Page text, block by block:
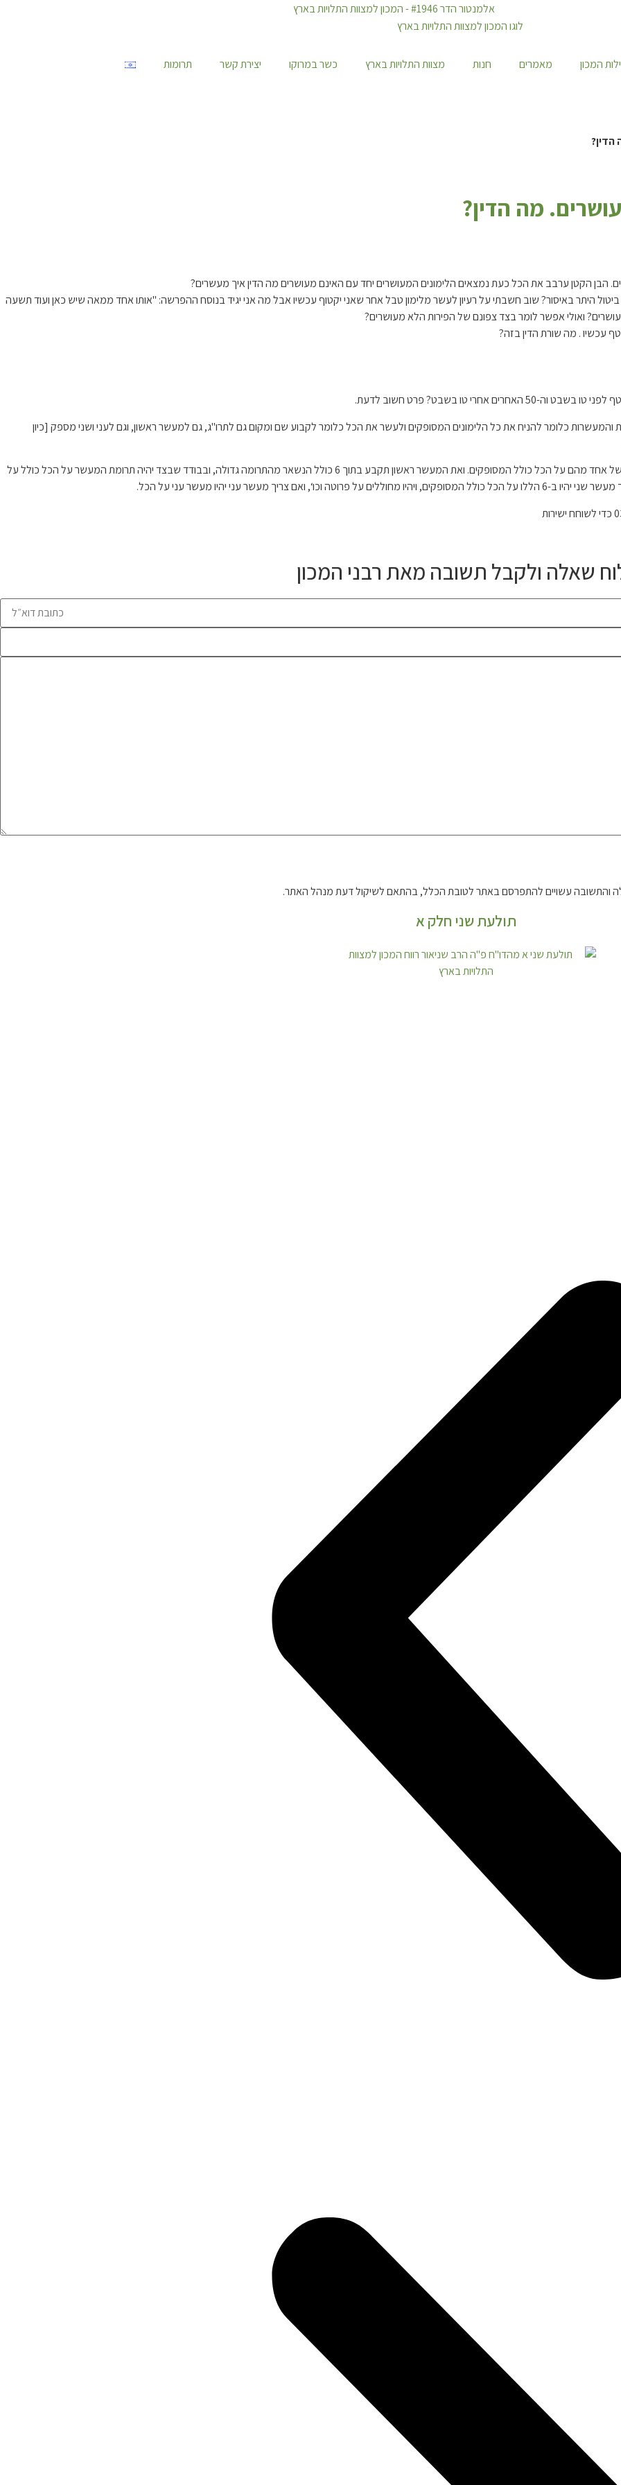
המכון מאמרים חנות מצוות התלויות בארץ כשר במרוקו יצירת קשר תרומות
הדין?
מה הדין?
היתר באיסור? שוב חשבתי על רעיון לעשר מלימון טבל אחר שאני יקטוף עכשיו אבל מה אני יגיד בנוסח ההפרשה: "אותו אחד ממאה שיש כאן ועוד תשעה
ואולי אפשר לומר בצד צפונם של הפירות הלא מעושרים?
עכשיו . מה שורת הדין בזה?
טו בשבט? פרט חשוב לדעת.
כלומר להניח את כל הלימונים המסופקים ולעשר את הכל כלומר לקבוע שם ומקום גם לתרו"ג, גם למעשר ראשון, וגם לעני ושני מספק [כיון
כגון אם תקטוף כעת 13 לימונים נוספים, ותקבע את מקום התרומה גדולה בקצה של אחד מהם על הכל כולל המסופקים. ואת המעשר ראשון תקבע בתוך 6 כולל הנשאר מהתרומה גדולה, ובבודד שבצד יהיה תרומת המעשר על הכל כולל על
שאלה ולקבל תשובה מאת רבני המכון
והתשובה עשויים להתפרסם באתר לטובת הכלל, בהתאם לשיקול דעת מנהל האתר.
תולעת שני חלק א